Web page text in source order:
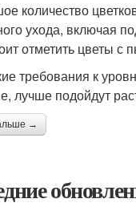
количество
ухода, включая
отметить цветы
требования к
лучше подойдут
→